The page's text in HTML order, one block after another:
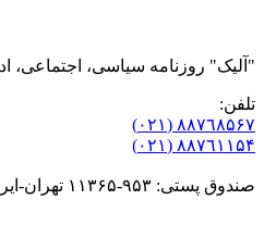
"آلیک" روزنامه سیاسی، اجتماعی،
تلفن:
٨۸٧٦٨۵۶۷ (٠٢١)
٨۸٧٦۱۱۵۴ (٠٢١)
صندوق پستی: ۹۵۳-۱۱۳۶۵ تهران-ایران